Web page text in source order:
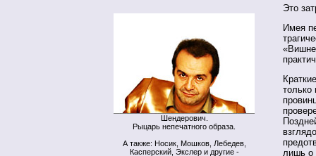
Шендерович.
Рыцарь непечатного образа.
А также: Носик, Мошков, Лебедев,
Касперский, Экслер и другие -
Это
Имея
лишь о